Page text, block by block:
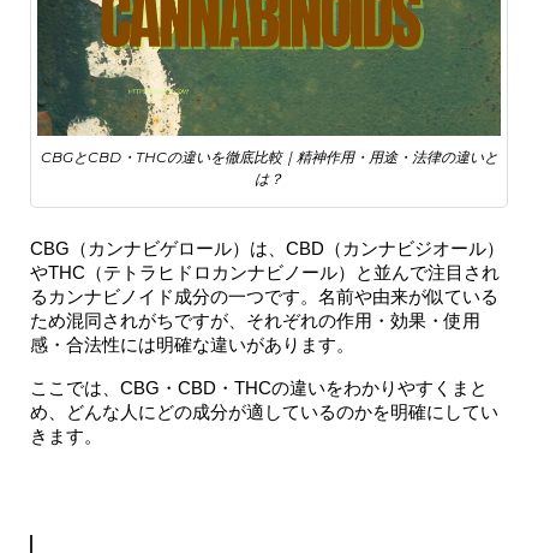
CBGとCBD・THCの違いを徹底比較｜精神作用・用途・法律の違いと
は？
CBG（カンナビゲロール）は、CBD（カンナビジオール）
やTHC（テトラヒドロカンナビノール）と並んで注目され
るカンナビノイド成分の一つです。名前や由来が似ている
ため混同されがちですが、それぞれの作用・効果・使用
感・合法性には明確な違いがあります。
ここ では、CBG・CBD・THCの違いをわかりやすくまと
め、どんな人にどの成分が適しているのかを明確にしてい
きます。